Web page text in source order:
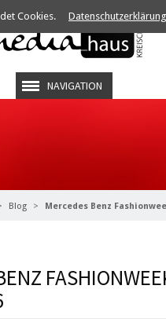
NAVIGATION
Blog Mercedes Benz
Cookies. Datenschutzerklärung